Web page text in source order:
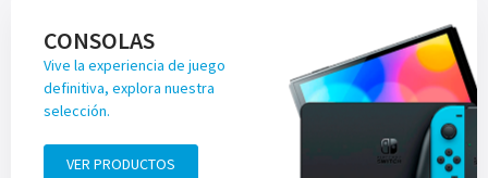
CONSOLAS
Vive la experiencia de juego
definitiva, explora nuestra
selección.
VER PRODUCTOS